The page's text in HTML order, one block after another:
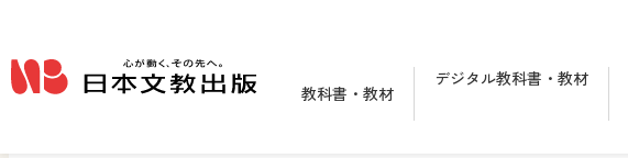
教科書・教材
デジタル教科書・教材